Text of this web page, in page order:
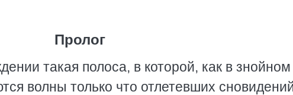
Пролог
такая полоса, в которой, как в знойном
волны только что отлетевших